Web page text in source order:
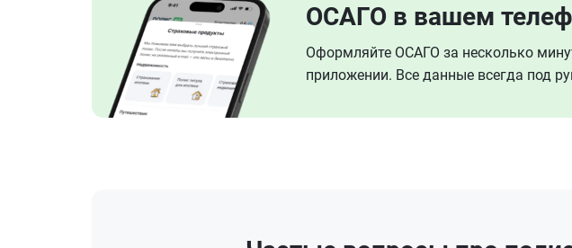
ОСАГО в вашем
Оформляйте ОСАГО за несколько
приложении. Все данные всегда под